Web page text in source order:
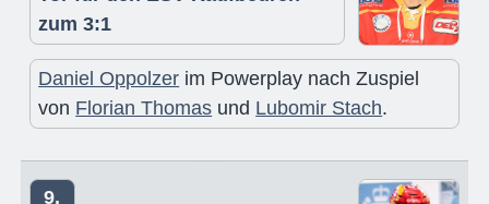
zum 3:1
Daniel Oppolzer im Powerplay nach Zuspiel
von Florian Thomas und Lubomir Stach.
9.